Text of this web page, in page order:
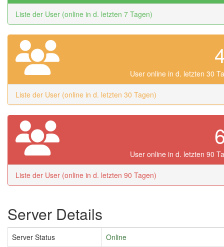
Liste der User (online in d. letzten 7 Tagen)
User online in d. letzten 30
Liste der User (online in d. letzten 30 Tagen)
User online in d. letzten 90
Liste der User (online in d. letzten 90 Tagen)
Server Details
Server Status
Online